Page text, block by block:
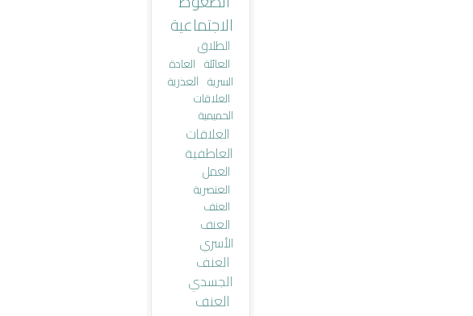
الاجتماعية
الطلاق
العائلة العادة
السرية العذرية
العلاقات
الحميمية
العلاقات
العاطفية
العمل
العنصرية
العنف
العنف
الأسري
العنف
الجسدي
العنف